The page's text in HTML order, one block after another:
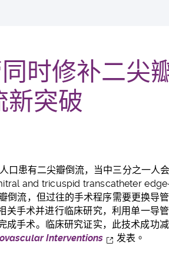
时修补二尖
新突破
口患有二尖瓣倒流，当中三分之一人
and tricuspid transcatheter
倒流，但过往的手术程序需要更换导
关手术并进行临床研究，利用单一导
成手术。临床研究证实，此技术成功
Interventions 发表。